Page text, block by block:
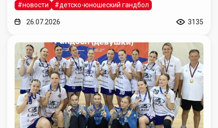
#новости #детско-юношеский гандбол
26.07.2026 3135